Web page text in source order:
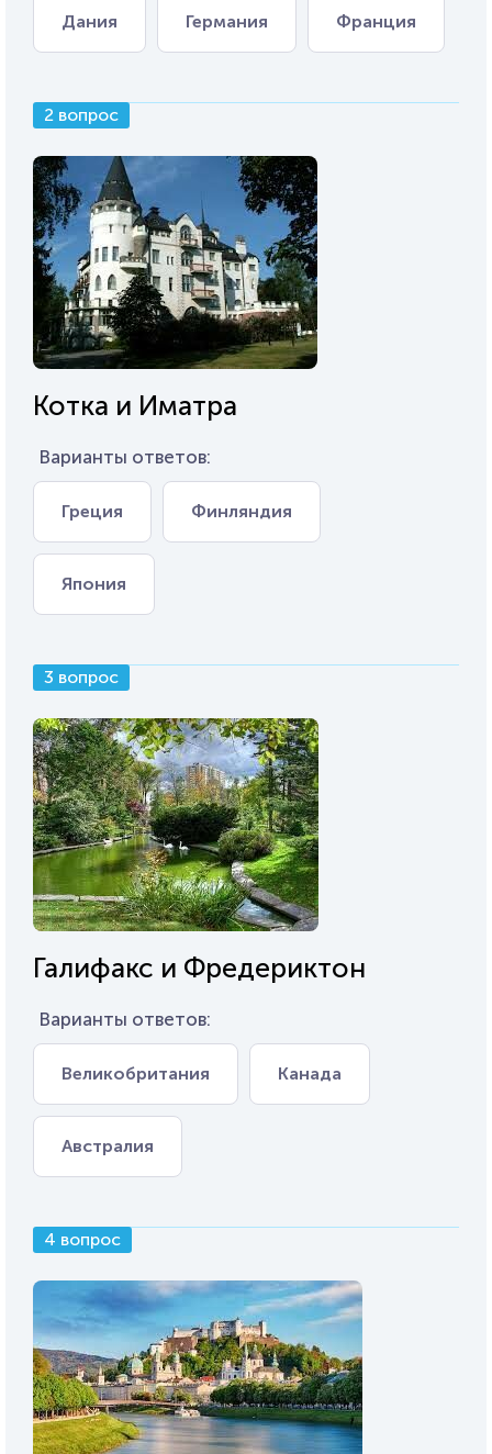
Дания Германия Франция
2 вопрос
Котка и Иматра
Варианты ответов:
Греция Финляндия
Япония
3 вопрос
Галифакс и Фредериктон
Варианты ответов:
Великобритания Канада
Австралия
4 вопрос